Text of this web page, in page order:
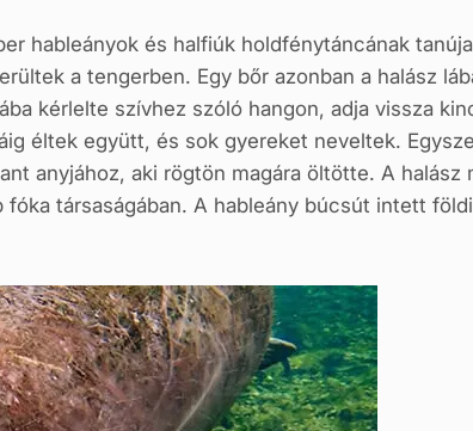
hableányok és halfiúk holdfénytáncának
a tengerben. Egy bőr azonban a halász
kérlelte szívhez szóló hangon, adja vissza
éltek együtt, és sok gyereket neveltek.
anyjához, aki rögtön magára öltötte. A halász
társaságában. A hableány búcsút intett